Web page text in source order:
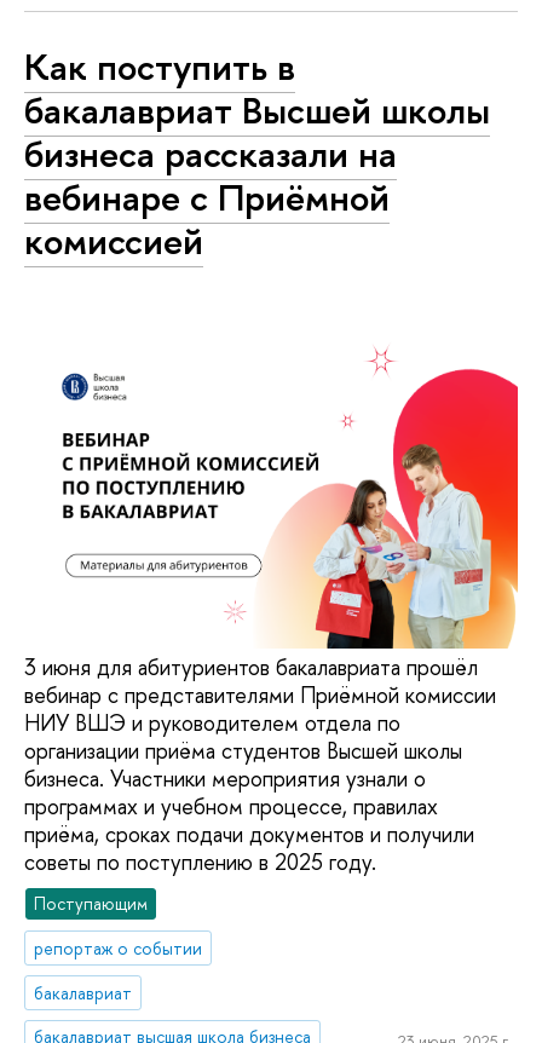
Как поступить в
бакалавриат Высшей школы
бизнеса рассказали на
вебинаре с Приёмной
комиссией
3 июня для абитуриентов бакалавриата прошёл
вебинар с представителями Приёмной комиссии
НИУ ВШЭ и руководителем отдела по
организации приёма студентов Высшей школы
бизнеса. Участники мероприятия узнали о
программах и учебном процессе, правилах
приёма, сроках подачи документов и получили
советы по поступлению в 2025 году.
Поступающим
репортаж о событии
бакалавриат
бакалавриат высшая школа бизнеса